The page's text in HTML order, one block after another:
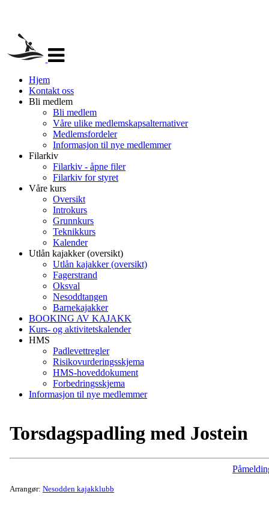
navigasjon
Hjem
Kontakt oss
Bli medlem
Bli medlem
Våre ulike medlemskapsalternativer
Medlemsfordeler
Informasjon til nye medlemmer
Filarkiv
Filarkiv - åpne filer
Filarkiv for styret
Våre kurs
Oversikt
Introkurs
Grunnkurs
Teknikkurs
Kalender
Utlån kajakker (oversikt)
Utlån kajakker (oversikt)
Fagerstrand
Oksval
Nesoddtangen
Barnekajakker
BOOKING AV KAJAKK
Kurs- og aktivitetskalender
HMS
Padlevettregler
Risikovurderingsskjema
HMS-hoveddokument
Forbedringsskjema
Informasjon til nye medlemmer
Torsdagspadling med Jostein
Arrangør: Nesodden kajakklubb